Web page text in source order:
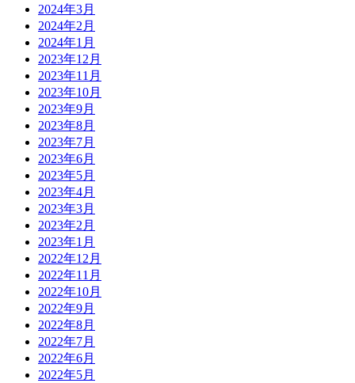
2024年3月
2024年2月
2024年1月
2023年12月
2023年11月
2023年10月
2023年9月
2023年8月
2023年7月
2023年6月
2023年5月
2023年4月
2023年3月
2023年2月
2023年1月
2022年12月
2022年11月
2022年10月
2022年9月
2022年8月
2022年7月
2022年6月
2022年5月